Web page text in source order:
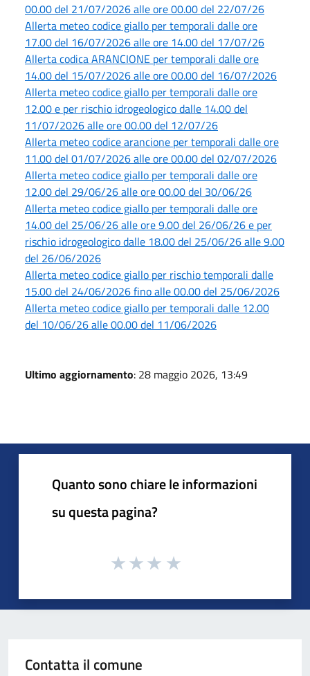
00.00 del 21/07/2026 alle ore 00.00 del 22/07/26
Allerta meteo codice giallo per temporali dalle ore
17.00 del 16/07/2026 alle ore 14.00 del 17/07/26
Allerta codica ARANCIONE per temporali dalle ore
14.00 del 15/07/2026 alle ore 00.00 del 16/07/2026
Allerta meteo codice giallo per temporali dalle ore
12.00 e per rischio idrogeologico dalle 14.00 del
11/07/2026 alle ore 00.00 del 12/07/26
Allerta meteo codice arancione per temporali dalle ore
11.00 del 01/07/2026 alle ore 00.00 del 02/07/2026
Allerta meteo codice giallo per temporali dalle ore
12.00 del 29/06/26 alle ore 00.00 del 30/06/26
Allerta meteo codice giallo per temporali dalle ore
14.00 del 25/06/26 alle ore 9.00 del 26/06/26 e per
rischio idrogeologico dalle 18.00 del 25/06/26 alle 9.00
del 26/06/2026
Allerta meteo codice giallo per rischio temporali dalle
15.00 del 24/06/2026 fino alle 00.00 del 25/06/2026
Allerta meteo codice giallo per temporali dalle 12.00
del 10/06/26 alle 00.00 del 11/06/2026
Ultimo aggiornamento: 28 maggio 2026, 13:49
Quanto sono chiare le informazioni
su questa pagina?
Contatta il comune